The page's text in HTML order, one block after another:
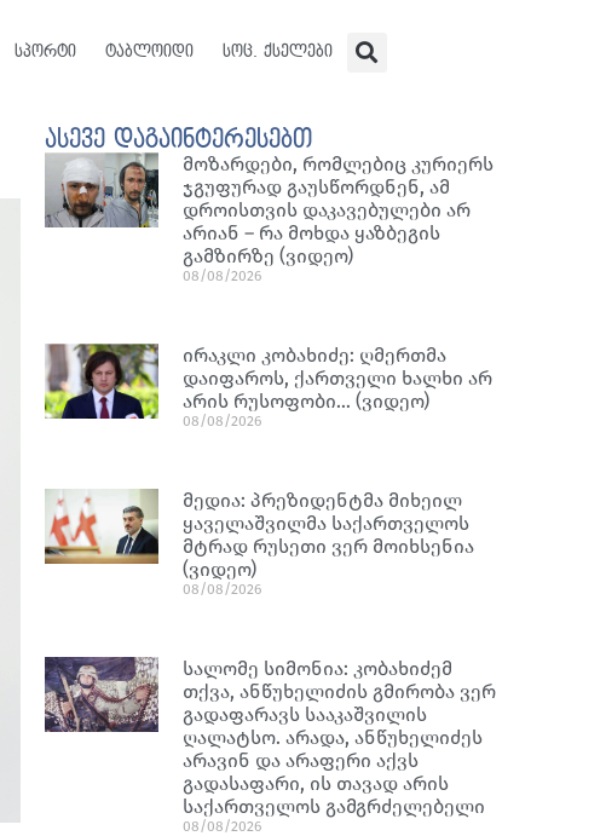
სპორტი ტაბლოიდი სოც. ქსელები
ასევე დაგაინტერესებთ
მოზარდები, რომლებიც კურიერს
ჯგუფურად გაუსწორდნენ, ამ
დროისთვის დაკავებულები არ
არიან – რა მოხდა ყაზბეგის
გამზირზე (ვიდეო)
08/08/2026
ირაკლი კობახიძე: ღმერთმა
დაიფაროს, ქართველი ხალხი არ
არის რუსოფობი… (ვიდეო)
08/08/2026
მედია: პრეზიდენტმა მიხეილ
ყაველაშვილმა საქართველოს
მტრად რუსეთი ვერ მოიხსენია
(ვიდეო)
08/08/2026
სალომე სიმონია: კობახიძემ
თქვა, ანწუხელიძის გმირობა ვერ
გადაფარავს სააკაშვილის
ღალატსო. არადა, ანწუხელიძეს
არავინ და არაფერი აქვს
გადასაფარი, ის თავად არის
საქართველოს გამგრძელებელი
08/08/2026